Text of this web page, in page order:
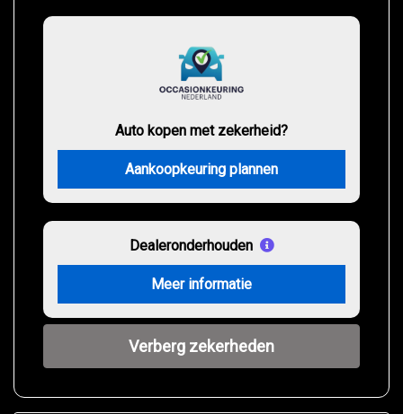
Auto kopen met zekerheid?
Aankoopkeuring plannen
Dealeronderhouden
Meer informatie
Verberg zekerheden